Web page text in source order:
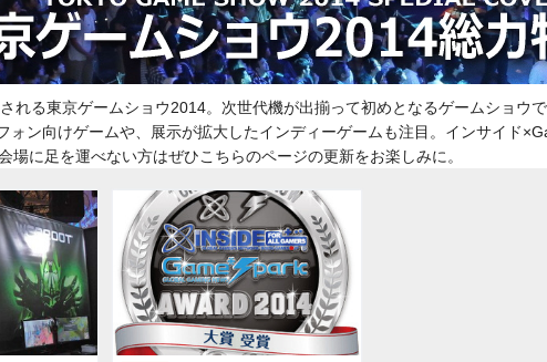
れる東京ゲームショウ2014。次世代機が出揃って初めとなるゲームショウ
ン向けゲームや、展示が拡大したインディーゲームも注目。インサイド
に足を運べない方はぜひこちらのページの更新をお楽しみに。